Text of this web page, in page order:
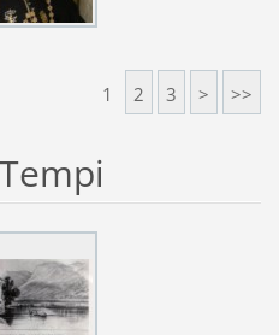
1 2 3 > >>